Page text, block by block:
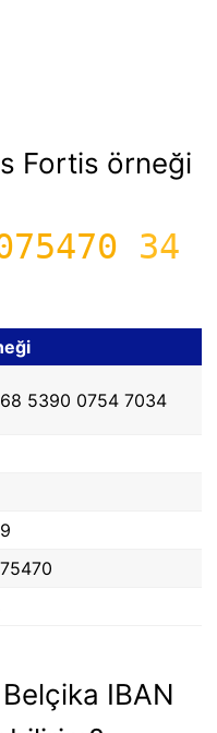
Fortis örneği
34
5390 0754 7034
IBAN